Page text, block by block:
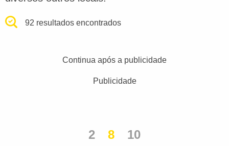
92 resultados encontrados
Continua após a publicidade
Publicidade
2 8 10